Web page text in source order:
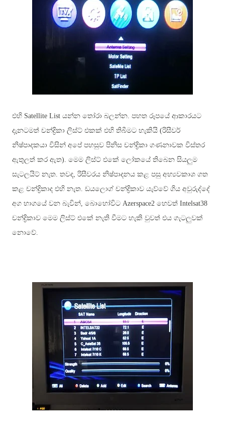
එහි Satellite List යන්න තෝරා බලන්න. පහත රූපයේ ආකාරයට
දැනටමත් චන්ද්‍රිකා ලිස්ට් එකක් එහි තිබීමට හැකියි (රිසීවර්
නිෂ්පාදකයා විසින් අපේ පහසුව පිනිස චන්ද්‍රිකා ගණනාවක විස්තර
ඇතුලත් කර ඇත). මෙම ලිස්ට් එකේ ලෝකයේ තිබෙන සියලුම
සැටලයිට් නැත. තවද, රිසීවරය නිෂ්පාදනය කළ පසු අභ්‍යවකාශ ගත
කළ චන්ද්‍රිකාද එහි නැත. ඩයලොග් චන්ද්‍රිකාව යැව්වේ ගිය අවුරුද්දේ
අග භාගයේ වන බැවින්, බොහෝවිට Azerspace2 හෙවත් Intelsat38
චන්ද්‍රිකාව මෙම ලිස්ට් එකේ නැති වීමට හැකි වුවත් එය ගැටලුවක්
නොවේ.